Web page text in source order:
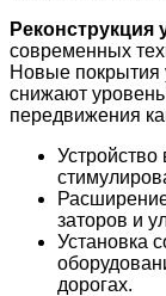
Реконструкция
современных
Новые покрытия
снижают
передвижения
заторов и
Установка
дорогах.